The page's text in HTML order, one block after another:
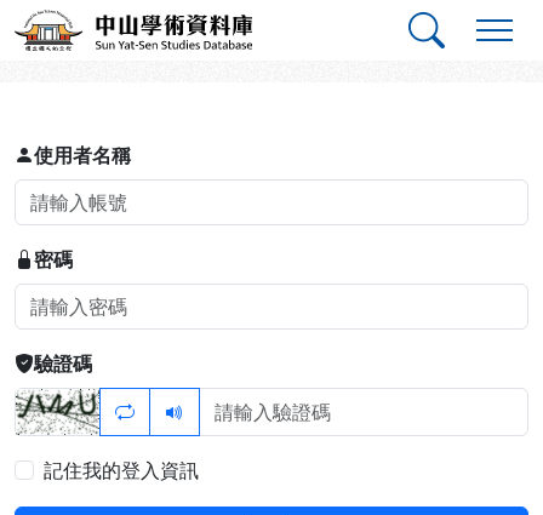
跳到主要內容
中山學術資料庫
登入
使用者名稱
密碼
驗證碼
記住我的登入資訊